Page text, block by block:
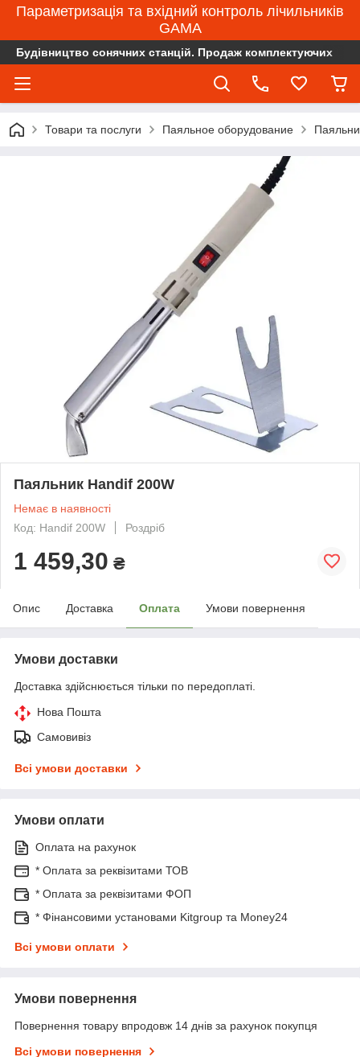
Параметризація та вхідний контроль лічильників
GAMA
Будівництво сонячних станцій. Продаж комплектуючих
Товари та послуги Паяльное оборудование
Паяльник Handif 200W
Немає в наявності
Код: Handif 200W
Роздріб
1 459,30 ₴
Опис Доставка Оплата Умови повернення
Умови доставки
Доставка здійснюється тільки по передоплаті.
Нова Пошта
Самовивіз
Всі умови доставки
Умови оплати
Оплата на рахунок
* Оплата за реквізитами ТОВ
* Оплата за реквізитами ФОП
* Фінансовими установами Kitgroup та Money24
Всі умови оплати
Умови повернення
Повернення товару впродовж 14 днів за рахунок покупця
Всі умови повернення